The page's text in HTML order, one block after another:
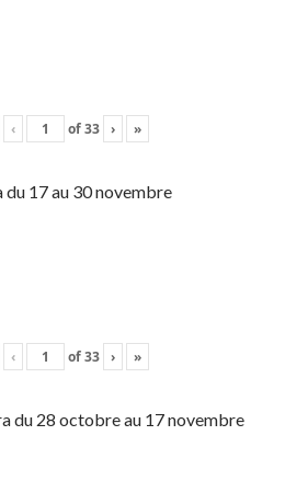
‹ of33 › »
du 17 au 30 novembre
‹ of33 › »
du 28 octobre au 17 novembre